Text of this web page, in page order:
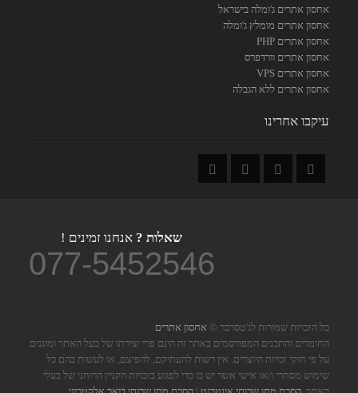
אחסון אתרים ג'ומלה בישראל
אחסון אתרים מומלץ ג'ומלה
אחסון אתרים PHP
אחסון אתרים וורדפרס
אחסון אתרים VPS
אחסון אתרים ללא הגבלה
עיקבו אחרינו
שאלות ? אנחנו זמינים !
077-5452546
כל הזכויות שמורות לג'טסרבר © אחסון אתרים
החומרים והתכנים המפורסמים באתר זה הינם פרי יצירתו של בעל האתר ומוגנים
על פי חוקי זכויות היוצרים. אין רשות להעתיקם, להפיצם, או לעשות בהם כל
שימוש מסחרי ו/או אישי אשר יש בו כדי לפגוע בזכויות הקניין הרוחני של בעלי